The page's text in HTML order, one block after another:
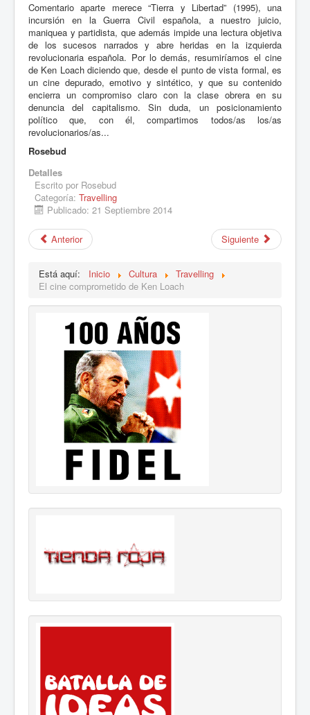
Comentario aparte merece “Tierra y Libertad” (1995), una
incursión en la Guerra Civil española, a nuestro juicio,
maniquea y partidista, que además impide una lectura objetiva
de los sucesos narrados y abre heridas en la izquierda
revolucionaria española. Por lo demás, resumiríamos el cine
de Ken Loach diciendo que, desde el punto de vista formal, es
un cine depurado, emotivo y sintético, y que su contenido
encierra un compromiso claro con la clase obrera en su
denuncia del capitalismo. Sin duda, un posicionamiento
político que, con él, compartimos todos/as los/as
revolucionarios/as...
Rosebud
Detalles
Escrito por Rosebud
Categoría: Travelling
Publicado: 21 Septiembre 2014
Anterior Siguiente
Está aquí: Inicio Cultura
Travelling
El cine comprometido de Ken Loach